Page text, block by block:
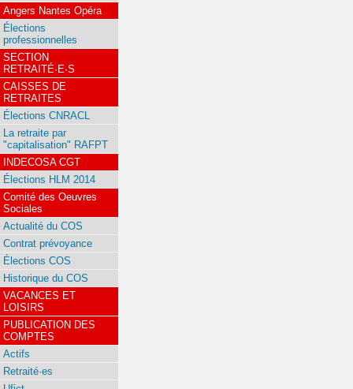
Angers Nantes Opéra
Élections
professionnelles
SECTION
RETRAITÉ·E·S
CAISSES DE
RETRAITES
Élections CNRACL
La retraite par
"capitalisation" RAFPT
INDECOSA CGT
Élections HLM 2014
Comité des Oeuvres
Sociales
Actualité du COS
Contrat prévoyance
Élections COS
Historique du COS
VACANCES ET
LOISIRS
PUBLICATION DES
COMPTES
Actifs
Retraité·es